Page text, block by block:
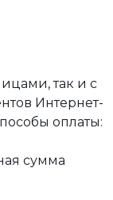
так и с
Интернет-
оплаты:
сумма